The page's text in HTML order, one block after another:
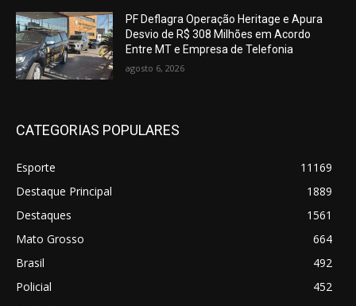
PF Deflagra Operação Heritage e Apura
Desvio de R$ 308 Milhões em Acordo
Entre MT e Empresa de Telefonia
agosto 6, 2026
CATEGORIAS POPULARES
Esporte
11169
Destaque Principal
1889
Destaques
1561
Mato Grosso
664
Brasil
492
Policial
452